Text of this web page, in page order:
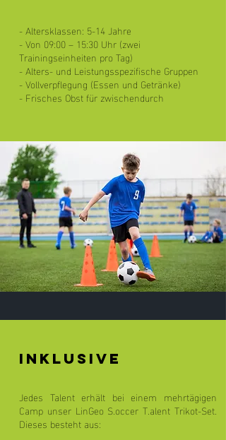
- Altersklassen: 5-14 Jahre
- Von 09:00 – 15:30 Uhr (zwei
Trainingseinheiten pro Tag)
- Alters- und Leistungsspezifische Gruppen
- Vollverpflegung (Essen und Getränke)
- Frisches Obst für zwischendurch
INklusive
Jedes Talent erhält bei einem mehrtägigen
Camp unser LinGeo S.occer T.alent Trikot-Set.
Dieses besteht aus: